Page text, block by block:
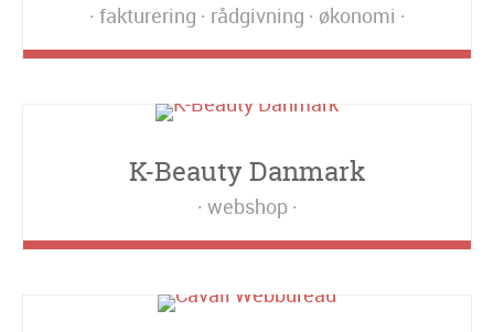
fakturering rådgivning økonomi
K-Beauty Danmark
webshop